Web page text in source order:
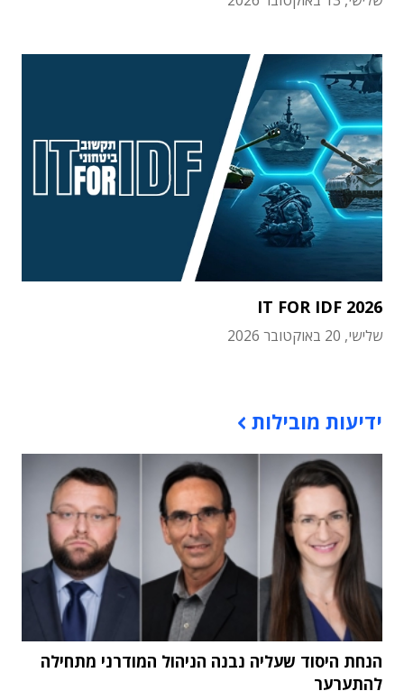
IT FOR IDF 2026
שלישי, 20 באוקטובר 2026
ידיעות מובילות
הנחת היסוד שעליה נבנה הניהול המודרני מתחילה
להתערער